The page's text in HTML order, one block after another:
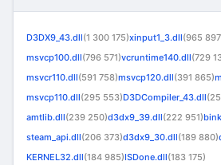
D3DX9_43.dll(1 300 175)xinput1_3.dll(965
msvcp100.dll(796 571)vcruntime140.dll(729
msvcr110.dll(591 758)msvcp120.dll(391 865)
msvcp110.dll(295 553)D3DCompiler_43.dll
amtlib.dll(239 250)d3dx9_39.dll(222 951)
steam_api.dll(206 373)d3dx9_30.dll(189 880)
KERNEL32.dll(184 985)ISDone.dll(183 175)